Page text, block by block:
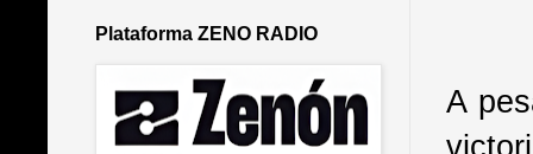
A
Plataforma ZENO RADIO